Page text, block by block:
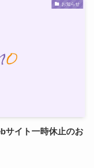
お知らせ
サイト一時休止のお